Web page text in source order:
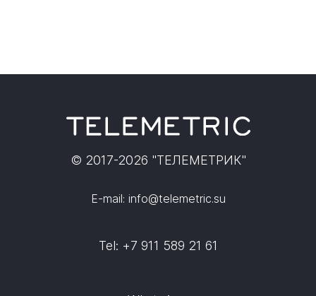
© 2017-2026 "ТЕЛЕМЕТРИК"
E-mail: info@telemetric.su
Tel: +7 911 589 21 61